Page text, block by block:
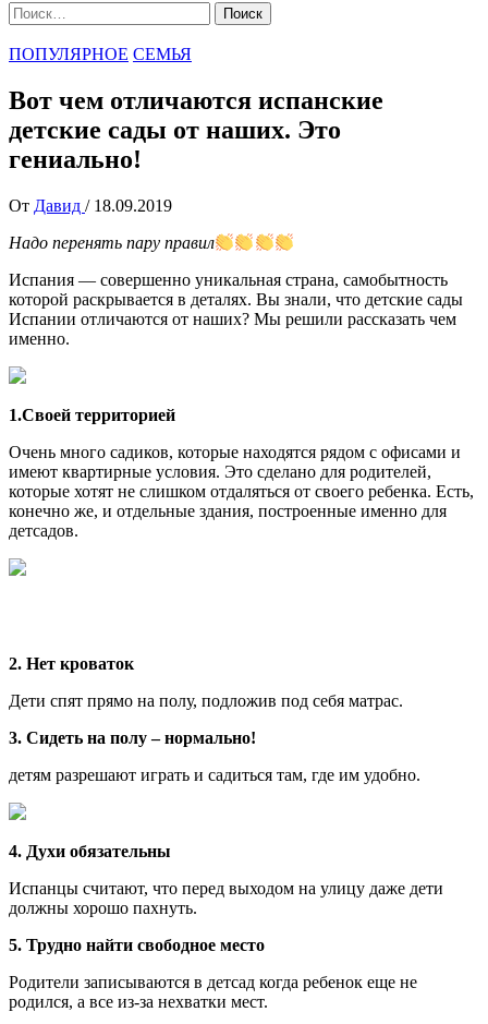
Найти:
ПОПУЛЯРНОЕ СЕМЬЯ
Вот чем отличаются испанские
детские сады от наших. Это
гениально!
От Давид / 18.09.2019
Надо перенять пару правил
Испания — совершенно уникальная страна, самобытность
которой раскрывается в деталях. Вы знали, что детские сады
Испании отличаются от наших? Мы решили рассказать чем
именно.
1.Своей территорией
Очень много садиков, которые находятся рядом с офисами и
имеют квартирные условия. Это сделано для родителей,
которые хотят не слишком отдаляться от своего ребенка. Есть,
конечно же, и отдельные здания, построенные именно для
детсадов.
2. Нет кроваток
Дети спят прямо на полу, подложив под себя матрас.
3. Сидеть на полу – нормально!
детям разрешают играть и садиться там, где им удобно.
4. Духи обязательны
Испанцы считают, что перед выходом на улицу даже дети
должны хорошо пахнуть.
5. Трудно найти свободное место
Родители записываются в детсад когда ребенок еще не
родился, а все из-за нехватки мест.